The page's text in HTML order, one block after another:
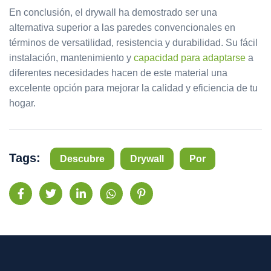
En conclusión, el drywall ha demostrado ser una
alternativa superior a las paredes convencionales en
términos de versatilidad, resistencia y durabilidad. Su fácil
instalación, mantenimiento y capacidad para adaptarse a
diferentes necesidades hacen de este material una
excelente opción para mejorar la calidad y eficiencia de tu
hogar.
Tags: Descubre Drywall Por